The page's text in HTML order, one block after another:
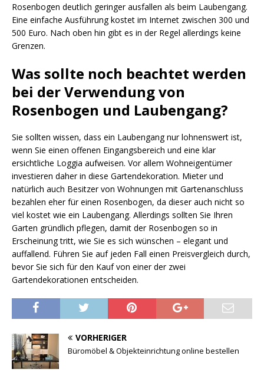
Rosenbogen deutlich geringer ausfallen als beim Laubengang.
Eine einfache Ausführung kostet im Internet zwischen 300 und
500 Euro. Nach oben hin gibt es in der Regel allerdings keine
Grenzen.
Was sollte noch beachtet werden
bei der Verwendung von
Rosenbogen und Laubengang?
Sie sollten wissen, dass ein Laubengang nur lohnenswert ist,
wenn Sie einen offenen Eingangsbereich und eine klar
ersichtliche Loggia aufweisen. Vor allem Wohneigentümer
investieren daher in diese Gartendekoration. Mieter und
natürlich auch Besitzer von Wohnungen mit Gartenanschluss
bezahlen eher für einen Rosenbogen, da dieser auch nicht so
viel kostet wie ein Laubengang. Allerdings sollten Sie Ihren
Garten gründlich pflegen, damit der Rosenbogen so in
Erscheinung tritt, wie Sie es sich wünschen – elegant und
auffallend. Führen Sie auf jeden Fall einen Preisvergleich durch,
bevor Sie sich für den Kauf von einer der zwei
Gartendekorationen entscheiden.
VORHERIGER
Büromöbel & Objekteinrichtung online bestellen